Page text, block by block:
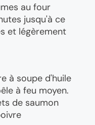
au four
jusqu'à ce
et légèrement
à soupe d'huile
à feu moyen.
de saumon